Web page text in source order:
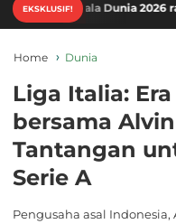
EKSKLUSIF!
Dunia 2026 racikan khas
Home Dunia
Liga Italia:
bersama
Tantangan
Serie A
Pengusaha asal